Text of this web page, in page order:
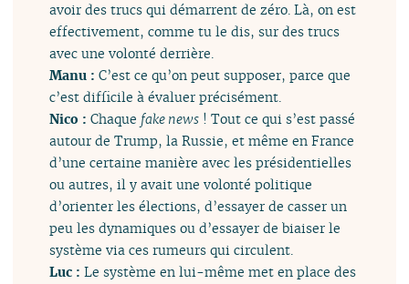
avoir des trucs qui démarrent de zéro. Là, on est
effectivement, comme tu le dis, sur des trucs
avec une volonté derrière.
Manu :C’est ce qu’on peut supposer, parce que
c’est difficile à évaluer précisément.
Nico :Chaque fake news ! Tout ce qui s’est passé
autour de Trump, la Russie, et même en France
d’une certaine manière avec les présidentielles
ou autres, il y avait une volonté politique
d’orienter les élections, d’essayer de casser un
peu les dynamiques ou d’essayer de biaiser le
système via ces rumeurs qui circulent.
Luc :Le système en lui-même met en place des